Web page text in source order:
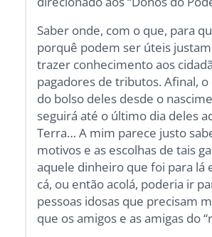
Saber onde, com o que, para
porquê podem ser úteis
trazer conhecimento aos
pagadores de tributos. Afinal,
do bolso deles desde o
seguirá até o último dia deles
Terra… A mim parece justo
motivos e as escolhas de tais
aquele dinheiro que foi para lá
cá, ou então acolá, poderia ir
pessoas idosas que precisam
que os amigos e as amigas do